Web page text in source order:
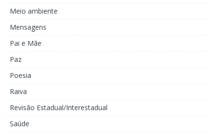
Meio ambiente
Mensagens
Pai e Mãe
Paz
Poesia
Raiva
Revisão Estadual/Interestadual
Saúde